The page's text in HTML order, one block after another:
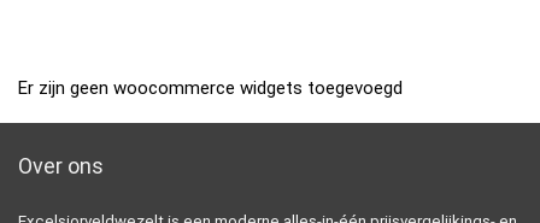
Er zijn geen woocommerce widgets toegevoegd
Over ons